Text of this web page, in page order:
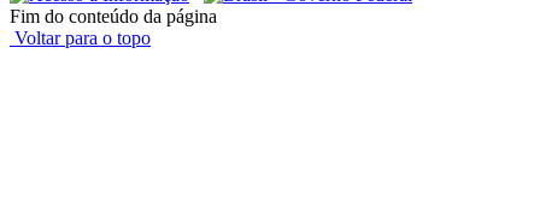
Fim do conteúdo da página
Voltar para o topo